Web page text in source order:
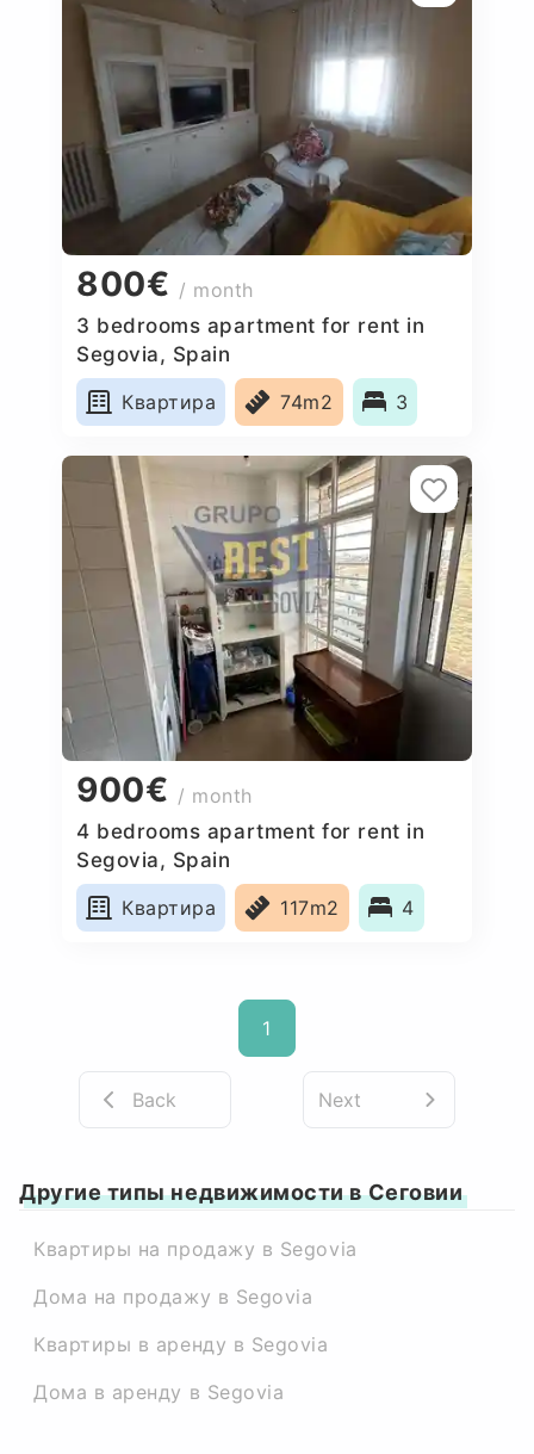
800€ / month
3 bedrooms apartment for rent in
Segovia, Spain
Квартира
74m2 3
900€ / month
4 bedrooms apartment for rent in
Segovia, Spain
Квартира
117m2 4
1
Back Next
Другие типы недвижимости в Сеговии
Квартиры на продажу в Segovia
Дома на продажу в Segovia
Квартиры в аренду в Segovia
Дома в аренду в Segovia